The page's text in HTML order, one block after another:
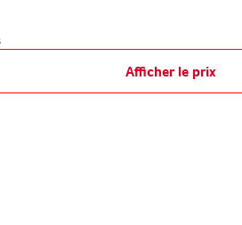
Afficher le prix